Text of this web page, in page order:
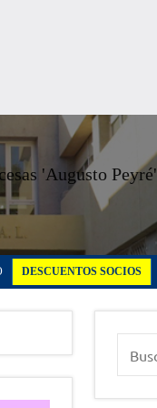
'Augusto Peyré'
DESCUENTOS SOCIOS